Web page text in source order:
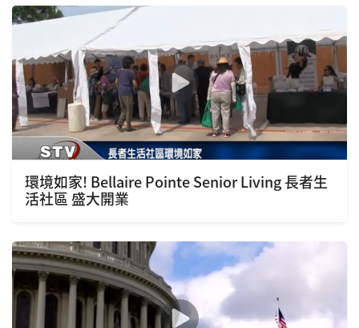
環境如家! Bellaire Pointe Senior Living 長者生
活社區 盛大開業